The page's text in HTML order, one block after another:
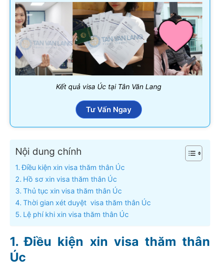
Kết quả visa Úc tại Tân Văn Lang
Tư Vấn Ngay
Nội dung chính
Điều kiện xin visa thăm thân Úc
Hồ sơ xin visa thăm thân Úc
Thủ tục xin visa thăm thân Úc
Thời gian xét duyệt visa thăm thân Úc
Lệ phí khi xin visa thăm thân Úc
Điều kiện xin visa thăm thân
Úc